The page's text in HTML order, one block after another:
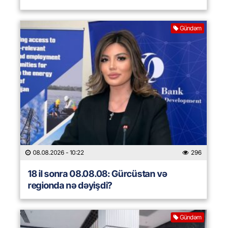
Gündəm
08.08.2026 - 10:22 296
18 il sonra 08.08.08: Gürcüstan və
regionda nə dəyişdi?
Gündəm